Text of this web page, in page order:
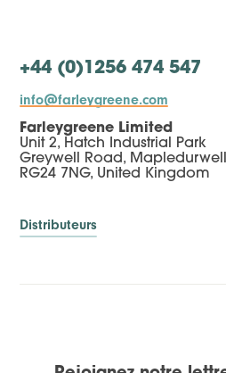
+44 (0)1256 474 547
info@farleygreene.com
Farleygreene Limited
Unit 2, Hatch Industrial Park
Greywell Road,
RG24 7NG, United Kingdom
Distributeurs